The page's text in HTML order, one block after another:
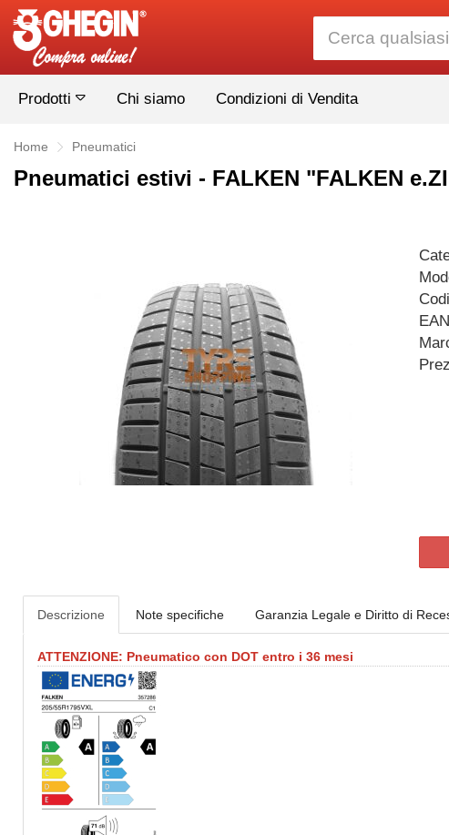
Prodotti Chi siamo Condizioni di Vendita
Home Pneumatici
Pneumatici estivi - FALKEN "FALKEN
EAN
Descrizione Note specifiche Garanzia Legale e Diritto di
ATTENZIONE: Pneumatico con DOT entro i 36 mesi